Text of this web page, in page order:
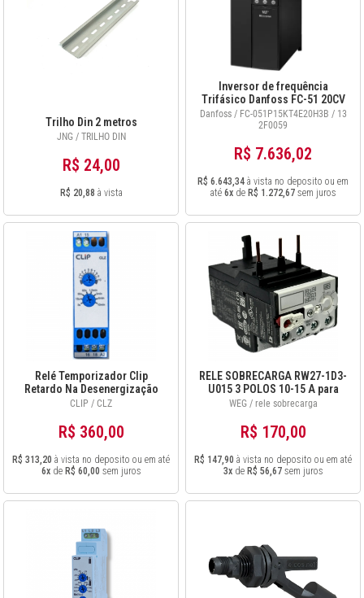
Trilho Din 2 metros
JNG / TRILHO DIN
R$ 24,00
R$ 20,88 à vista
Inversor de frequência
Trifásico Danfoss FC-51 20CV
380/440V 15KW 31A COM IHM -
132F0059
Danfoss / FC-051P15KT4E20H3B / 13
2F0059
R$ 7.636,02
R$ 6.643,34 à vista no deposito ou em
até 6xde R$ 1.272,67sem juros
Relé Temporizador Clip
Retardo Na Desenergização
Clz 12vcc
CLIP / CLZ
R$ 360,00
R$ 313,20 à vista no deposito ou em até
6xde R$ 60,00 sem juros
RELE SOBRECARGA RW27-1D3-
U015 3 POLOS 10-15 A para
CWM9-40
WEG / rele sobrecarga
R$ 170,00
R$ 147,90 à vista no deposito ou em até
3xde R$ 56,67sem juros